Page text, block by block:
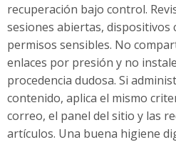
recuperación bajo control.
sesiones abiertas, dispositivos
permisos sensibles. No
enlaces por presión y no
procedencia dudosa. Si
contenido, aplica el mismo
correo, el panel del sitio y las
artículos. Una buena higiene